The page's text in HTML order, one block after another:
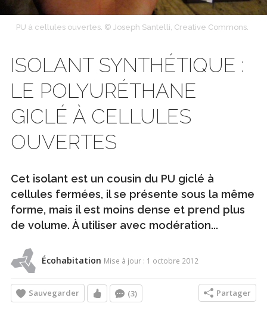
PU à cellules ouvertes. © Joseph Santelli, Creative Commons.
ISOLANT SYNTHÉTIQUE :
LE POLYURÉTHANE
GICLÉ À CELLULES
OUVERTES
Cet isolant est un cousin du PU giclé à
cellules fermées, il se présente sous la même
forme, mais il est moins dense et prend plus
de volume. À utiliser avec modération...
Écohabitation Mise à jour : 1 octobre 2012
Sauvegarder (3) Partager